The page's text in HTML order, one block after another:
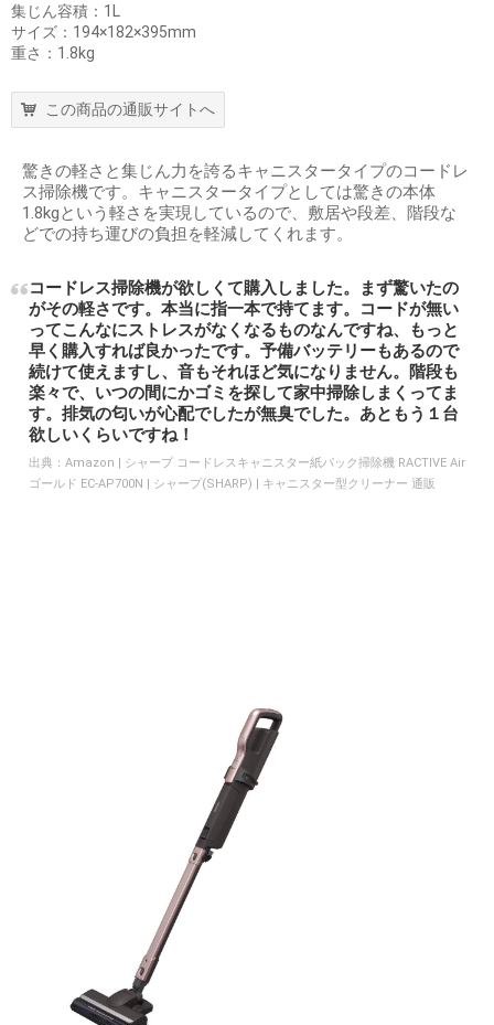
集じん容積：1L
サイズ：194×182×395mm
重さ：1.8kg
この商品の通販サイトへ
驚きの軽さと集じん力を誇るキャニスタータイプのコードレ
ス掃除機です。キャニスタータイプとしては驚きの本体
1.8kgという軽さを実現しているので、敷居や段差、階段な
どでの持ち運びの負担を軽減してくれます。
コードレス掃除機が欲しくて購入しました。まず驚いたの
がその軽さです。本当に指一本で持てます。コードが無い
ってこんなにストレスがなくなるものなんですね、もっと
早く購入すれば良かったです。予備バッテリーもあるので
続けて使えますし、音もそれほど気になりません。階段も
楽々で、いつの間にかゴミを探して家中掃除しまくってま
す。排気の匂いが心配でしたが無臭でした。あともう１台
欲しいくらいですね！
出典： Amazon | シャープ コードレスキャニスター紙パック掃除機 RACTIVE Air
ゴールド EC-AP700N | シャープ(SHARP) | キャニスター型クリーナー 通販